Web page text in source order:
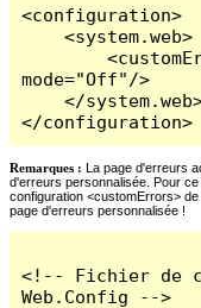
<configuration>
    <system.web>
        <customErrors
mode="Off"/>
    </system.web>
</configuration>
Remarques : La page d'erreurs
d'erreurs personnalisée. Pour
configuration <customErrors>
page d'erreurs personnalisée !
<!-- Fichier de
Web.Config -->